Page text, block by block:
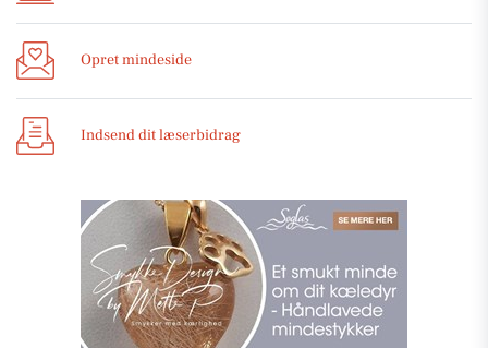
Opret mindeside
Indsend dit læserbidrag